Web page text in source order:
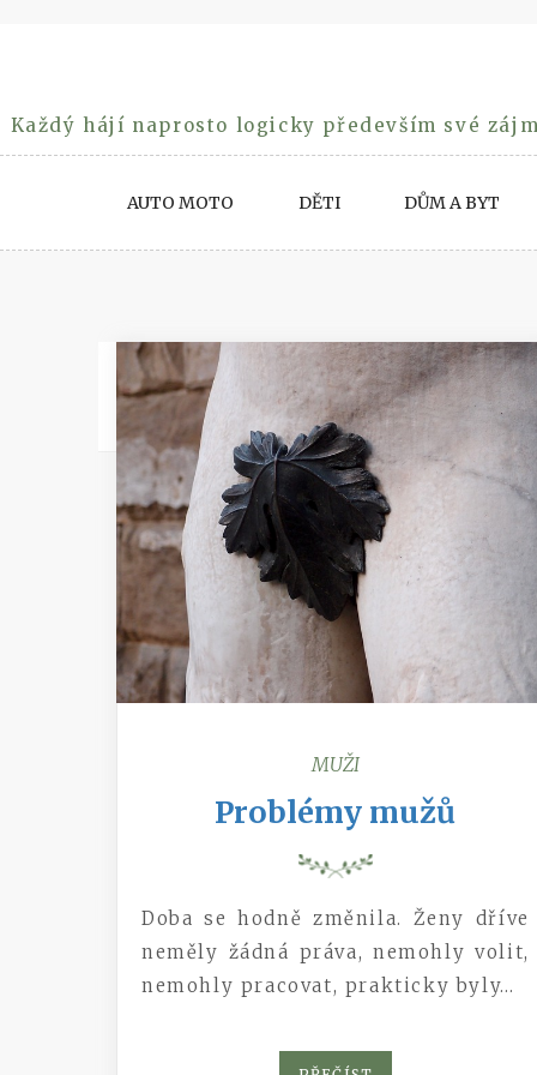
Každý hájí naprosto logicky především své
AUTO MOTO DĚTI DŮM A BYT
Rubrika:Muži
MUŽI
Problémy mužů
Doba se hodně změnila. Ženy dříve
neměly žádná práva, nemohly volit,
nemohly pracovat, prakticky byly…